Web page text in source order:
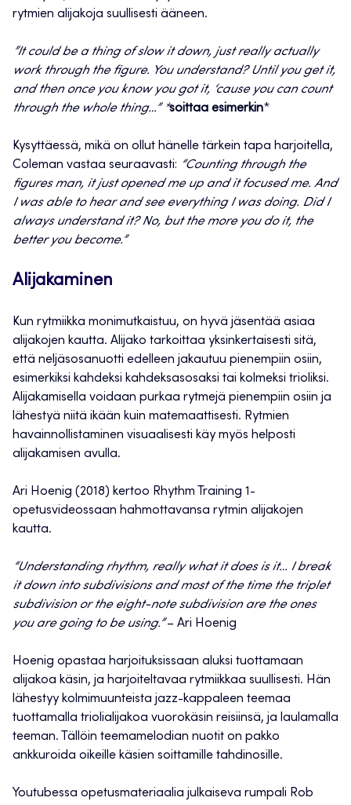
rytmien alijakoja suullisesti ääneen.
”It could be a thing of slow it down, just really actually
work through the figure. You understand? Until you get it,
and then once you know you got it, ‘cause you can count
through the whole thing…” *soittaa esimerkin*
Kysyttäessä, mikä on ollut hänelle tärkein tapa harjoitella,
Coleman vastaa seuraavasti: “Counting through the
figures man, it just opened me up and it focused me. And
I was able to hear and see everything I was doing. Did I
always understand it? No, but the more you do it, the
better you become.”
Alijakaminen
Kun rytmiikka monimutkaistuu, on hyvä jäsentää asiaa
alijakojen kautta. Alijako tarkoittaa yksinkertaisesti sitä,
että neljäsosanuotti edelleen jakautuu pienempiin osiin,
esimerkiksi kahdeksi kahdeksasosaksi tai kolmeksi trioliksi.
Alijakamisella voidaan purkaa rytmejä pienempiin osiin ja
lähestyä niitä ikään kuin matemaattisesti. Rytmien
havainnollistaminen visuaalisesti käy myös helposti
alijakamisen avulla.
Ari Hoenig (2018) kertoo Rhythm Training 1-
opetusvideossaan hahmottavansa rytmin alijakojen
kautta.
“Understanding rhythm, really what it does is it… I break
it down into subdivisions and most of the time the triplet
subdivision or the eight-note subdivision are the ones
you are going to be using.”– Ari Hoenig
Hoenig opastaa harjoituksissaan aluksi tuottamaan
alijakoa käsin, ja harjoiteltavaa rytmiikkaa suullisesti. Hän
lähestyy kolmimuunteista jazz-kappaleen teemaa
tuottamalla triolialijakoa vuorokäsin reisiinsä, ja laulamalla
teeman. Tällöin teemamelodian nuotit on pakko
ankkuroida oikeille käsien soittamille tahdinosille.
Youtubessa opetusmateriaalia julkaiseva rumpali Rob